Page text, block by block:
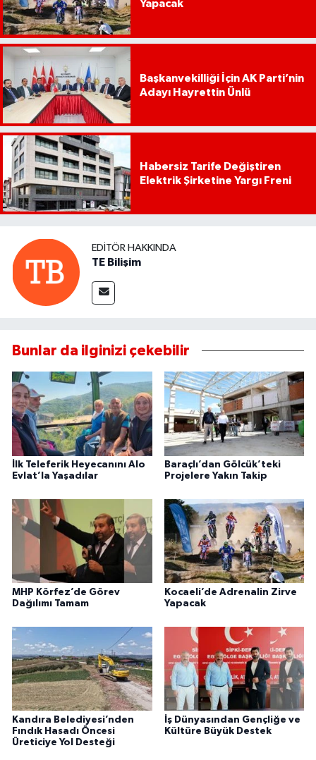
Yapacak
Başkanvekilliği İçin AK Parti’nin
Adayı Hayrettin Ünlü
Habersiz Tarife Değiştiren
Elektrik Şirketine Yargı Freni
EDITÖR HAKKINDA
TE Bilişim
Bunlar da ilginizi çekebilir
İlk Teleferik Heyecanını Alo
Evlat’la Yaşadılar
Baraçlı’dan Gölcük’teki
Projelere Yakın Takip
MHP Körfez’de Görev
Dağılımı Tamam
Kocaeli’de Adrenalin Zirve
Yapacak
Kandıra Belediyesi’nden
Fındık Hasadı Öncesi
Üreticiye Yol Desteği
İş Dünyasından Gençliğe ve
Kültüre Büyük Destek